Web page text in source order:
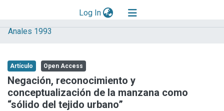
Log In(current)
Explorar
Aportar material
Statistics
Anales 1993
Artículo Open Access
Negación, reconocimiento y
conceptualización de la manzana como
“sólido del tejido urbano”